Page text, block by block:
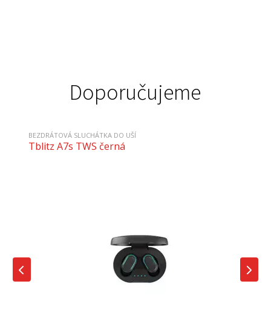
Doporučujeme
BEZDRÁTOVÁ SLUCHÁTKA DO UŠÍ
Tblitz A7s TWS černá